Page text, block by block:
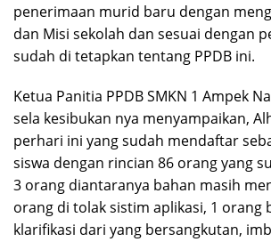
penerimaan murid baru dengan
dan Misi sekolah dan sesuai dengan
sudah di tetapkan tentang PPDB ini.
Ketua Panitia PPDB SMKN 1 Ampek
sela kesibukan nya menyampaikan,
perhari ini yang sudah mendaftar
siswa dengan rincian 86 orang yang
3 orang diantaranya bahan masih
orang di tolak sistim aplikasi, 1 orang
klarifikasi dari yang bersangkutan,